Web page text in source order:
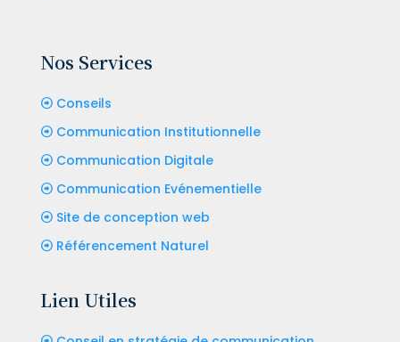
Nos Services
Conseils
Communication Institutionnelle
Communication Digitale
Communication Evénementielle
Site de conception web
Référencement Naturel
Lien Utiles